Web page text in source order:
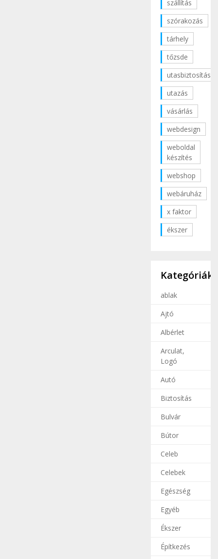
szállítás
szórakozás
tárhely
tőzsde
utasbiztosítás
utazás
vásárlás
webdesign
weboldal
készítés
webshop
webáruház
x faktor
ékszer
Kategóriák
ablak
Ajtó
Albérlet
Arculat,
Logó
Autó
Biztosítás
Bulvár
Bútor
Celeb
Celebek
Egészség
Egyéb
Ékszer
Építkezés